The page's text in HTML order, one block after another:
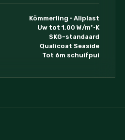
Kömmerling · Aliplast
Uw tot 1,00 W/m²·K
SKG-standaard
Qualicoat Seaside
Tot 6m schuifpui